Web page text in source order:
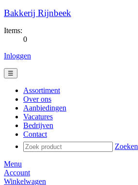
Bakkerij Rijnbeek
Items:
0
Inloggen
☰
Assortiment
Over ons
Aanbiedingen
Vacatures
Bedrijven
Contact
Zoeken
Menu
Account
Winkelwagen